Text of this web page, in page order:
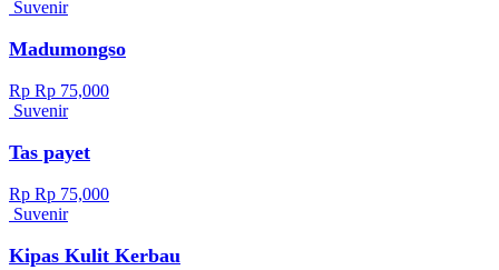
Suvenir
Madumongso
Rp Rp 75,000
Suvenir
Tas payet
Rp Rp 75,000
Suvenir
Kipas Kulit Kerbau